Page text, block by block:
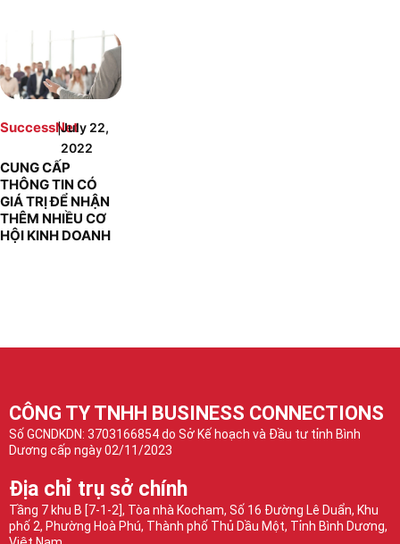
SuccessNet
|July 22,
2022
CUNG CẤP
THÔNG TIN CÓ
GIÁ TRỊ ĐỂ NHẬN
THÊM NHIỀU CƠ
HỘI KINH DOANH
CÔNG TY TNHH BUSINESS CONNECTIONS
Số GCNDKDN: 3703166854 do Sở Kế hoạch và Đầu tư tỉnh Bình
Dương cấp ngày 02/11/2023
Địa chỉ trụ sở chính
Tầng 7 khu B [7-1-2], Tòa nhà Kocham, Số 16 Đường Lê Duẩn, Khu
phố 2, Phường Hoà Phú, Thành phố Thủ Dầu Một, Tỉnh Bình Dương,